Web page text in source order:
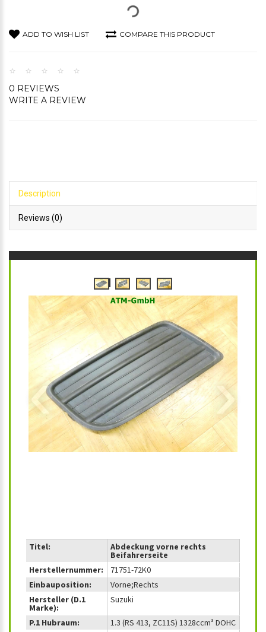
ADD TO WISH LIST COMPARE THIS PRODUCT
0 REVIEWS
WRITE A REVIEW
Description
Reviews (0)
‹ ›
Titel: Abdeckung vorne rechts
Beifahrerseite
Herstellernummer:
71751-72K0
Einbauposition:
Vorne;Rechts
Hersteller (D.1
Marke):
Suzuki
P.1 Hubraum: 1.3 (RS 413, ZC11S) 1328ccm³ DOHC